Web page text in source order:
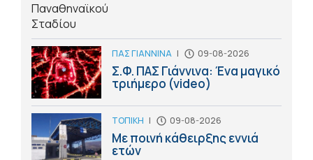
ΠΑΣ ΓΙΑΝΝΙΝΑ | 09-08-2026
Σ.Φ. ΠΑΣ Γιάννινα: Ένα μαγικό
τριήμερο (video)
ΤΟΠΙΚΗ | 09-08-2026
Με ποινή κάθειρξης εννιά
ετών